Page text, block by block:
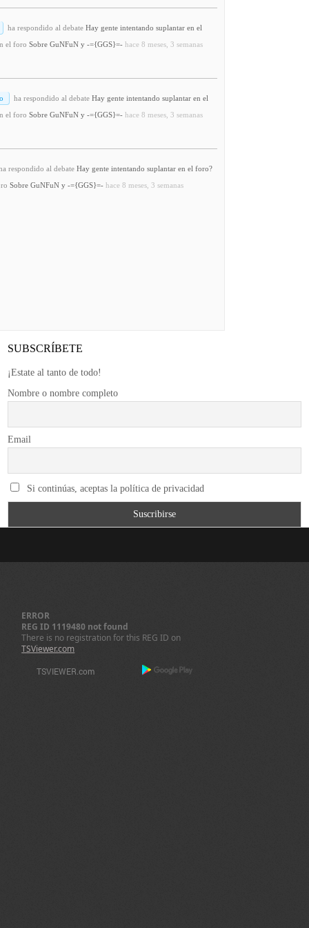
ha respondido al debate Hay gente intentando suplantar en el
el foro Sobre GuNFuN y -={GGS}=- hace 8 meses, 3 semanas
ha respondido al debate Hay gente intentando suplantar en el
el foro Sobre GuNFuN y -={GGS}=- hace 8 meses, 3 semanas
respondido al debate Hay gente intentando suplantar en el foro?
Sobre GuNFuN y -={GGS}=- hace 8 meses, 3 semanas
SUBSCRÍBETE
¡Estate al tanto de todo!
Nombre o nombre completo
Email
Si continúas, aceptas la política de privacidad
ERROR
REG ID 1119480 not found
There is no registration for this REG ID on
TSViewer.com